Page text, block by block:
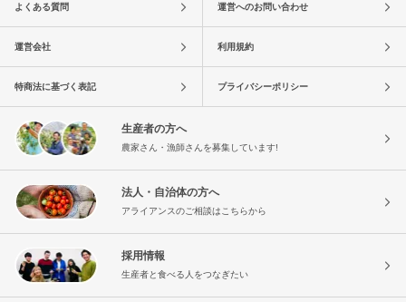
よくある質問 運営へのお問い合わせ
運営会社 利用規約
特商法に基づく表記 プライバシーポリシー
生産者の方へ
農家さん・漁師さんを募集しています!
法人・自治体の方へ
アライアンスのご相談はこちらから
採用情報
生産者と食べる人をつなぎたい